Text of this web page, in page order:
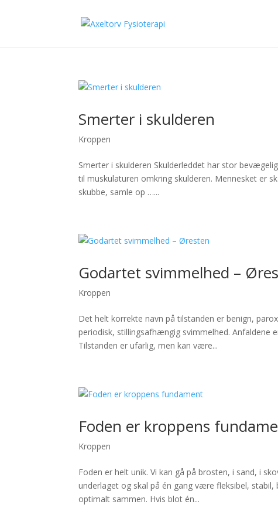
Smerter i skulderen
Kroppen
Smerter i skulderen Skulderleddet har stor
til muskulaturen omkring skulderen. Mennesket er
skubbe, samle op …...
Godartet svimmelhed –
Kroppen
Det helt korrekte navn på tilstanden er benign,
periodisk, stillingsafhængig svimmelhed.
Tilstanden er ufarlig, men kan være...
Foden er kroppens
Kroppen
Foden er helt unik. Vi kan gå på brosten, i sand, i
underlaget og skal på én gang være fleksibel,
optimalt sammen. Hvis blot én...